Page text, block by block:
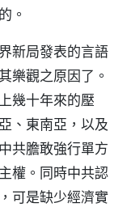
。
新局發表的言語
樂觀之原因了。
幾十年來的壓
、東南亞，以及
共膽敢強行單方
權。同時中共認
可是缺少經濟實